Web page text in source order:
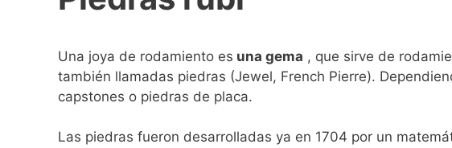
Una joya de rodamiento es una gema , que sirve de
también llamadas piedras (Jewel, French Pierre).
capstones o piedras de placa.
Las piedras fueron desarrolladas ya en 1704 por un